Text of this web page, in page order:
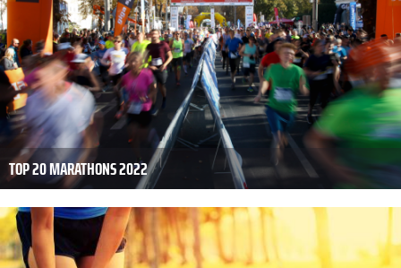
TOP 20 MARATHONS 2022